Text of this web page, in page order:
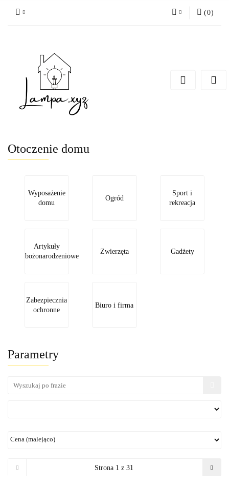
(0)
Otoczenie domu
Wyposażenie
domu
Ogród
Sport i
rekreacja
Artykuły
bożonarodzeniowe
Zwierzęta Gadżety
Zabezpiecznia
ochronne
Biuro i firma
Parametry